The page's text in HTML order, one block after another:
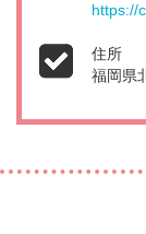
https://
住所
福岡県